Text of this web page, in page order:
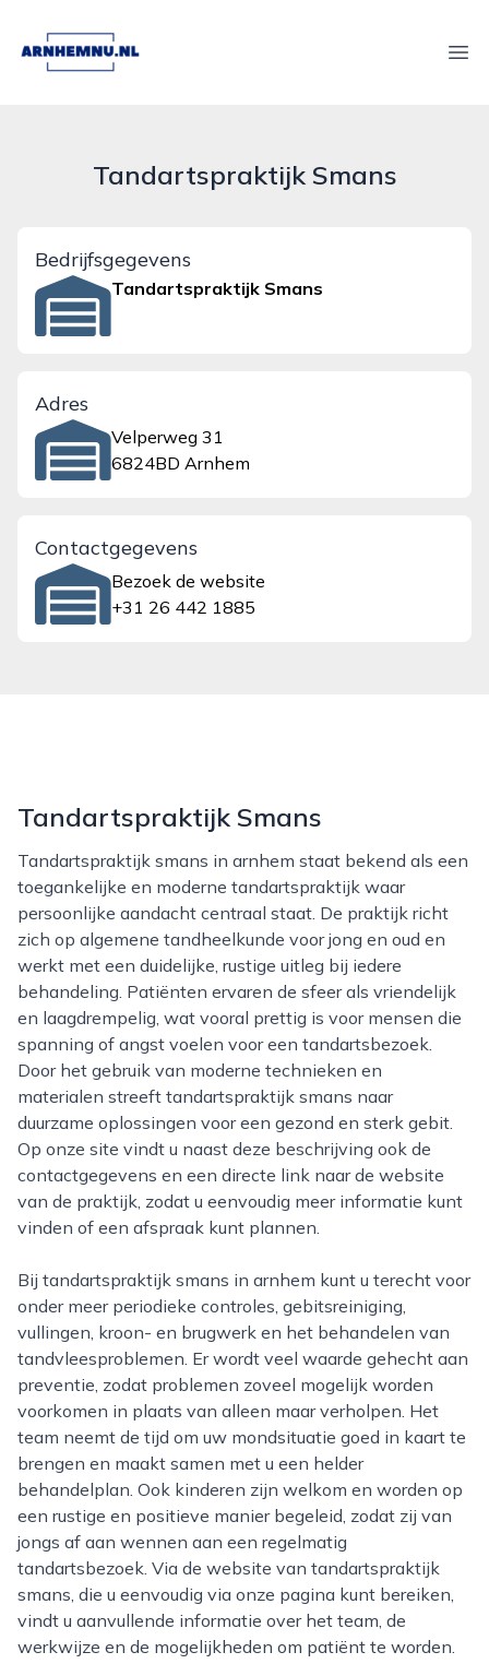
arnhemnu.nl
Tandartspraktijk Smans
Bedrijfsgegevens
Tandartspraktijk Smans
Adres
Velperweg 31
6824BD Arnhem
Contactgegevens
Bezoek de website
+31 26 442 1885
Tandartspraktijk Smans
Tandartspraktijk smans in arnhem staat bekend als een
toegankelijke en moderne tandartspraktijk waar
persoonlijke aandacht centraal staat. De praktijk richt
zich op algemene tandheelkunde voor jong en oud en
werkt met een duidelijke, rustige uitleg bij iedere
behandeling. Patiënten ervaren de sfeer als vriendelijk
en laagdrempelig, wat vooral prettig is voor mensen die
spanning of angst voelen voor een tandartsbezoek.
Door het gebruik van moderne technieken en
materialen streeft tandartspraktijk smans naar
duurzame oplossingen voor een gezond en sterk gebit.
Op onze site vindt u naast deze beschrijving ook de
contactgegevens en een directe link naar de website
van de praktijk, zodat u eenvoudig meer informatie kunt
vinden of een afspraak kunt plannen.
Bij tandartspraktijk smans in arnhem kunt u terecht voor
onder meer periodieke controles, gebitsreiniging,
vullingen, kroon- en brugwerk en het behandelen van
tandvleesproblemen. Er wordt veel waarde gehecht aan
preventie, zodat problemen zoveel mogelijk worden
voorkomen in plaats van alleen maar verholpen. Het
team neemt de tijd om uw mondsituatie goed in kaart te
brengen en maakt samen met u een helder
behandelplan. Ook kinderen zijn welkom en worden op
een rustige en positieve manier begeleid, zodat zij van
jongs af aan wennen aan een regelmatig
tandartsbezoek. Via de website van tandartspraktijk
smans, die u eenvoudig via onze pagina kunt bereiken,
vindt u aanvullende informatie over het team, de
werkwijze en de mogelijkheden om patiënt te worden.